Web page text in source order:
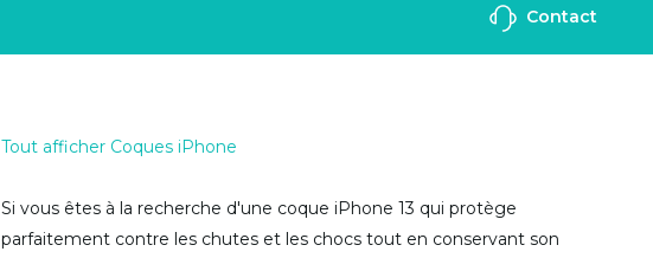
S'inscrireContact
Tout afficher Coques iPhone
Si vous êtes à la recherche d'une coque iPhone 13 qui protège
parfaitement contre les chutes et les chocs tout en conservant son